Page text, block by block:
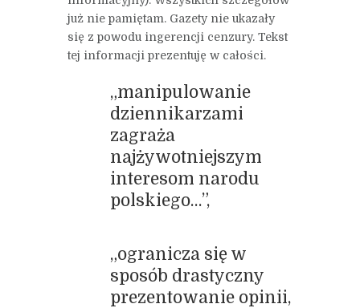
już nie pamiętam. Gazety nie ukazały
się z powodu ingerencji cenzury. Tekst
tej informacji prezentuję w całości.
„manipulowanie
dziennikarzami
zagraża
najżywotniejszym
interesom narodu
polskiego…”,
„ogranicza się w
sposób drastyczny
prezentowanie opinii,